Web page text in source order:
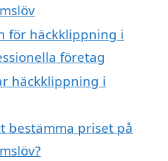
för häckklippning i
företag
häckklippning i
bestämma priset på